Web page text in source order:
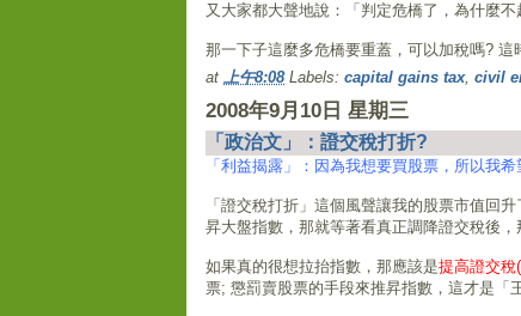
又大家都大聲地說：「判定危橋了，為什麼不
那一下子這麼多危橋要重蓋，可以加稅嗎?
at 上午8:08 Labels: capital gains tax, civil
2008年9月10日 星期三
「政治文」：證交稅打折?
「利益揭露」：因為我想要買股票，所以我希
「證交稅打折」這個風聲讓我的股票市值回升
昇大盤指數，那就等著看真正調降證交稅後，
如果真的很想拉抬指數，那應該是提高證交稅
票; 懲罰賣股票的手段來推昇指數，這才是「